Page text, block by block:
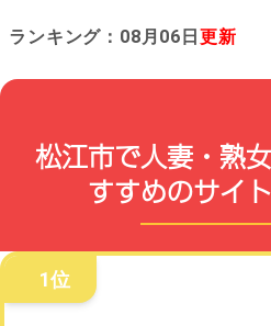
ランキング：08月06日 更新
松江市で人妻・熟
すすめのサイ
1位